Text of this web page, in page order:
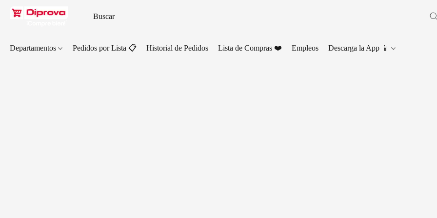
Departamentos Pedidos por Lista 📋 Historial de Pedidos Lista de Compras ❤️ Empleos Descarga la App 📱